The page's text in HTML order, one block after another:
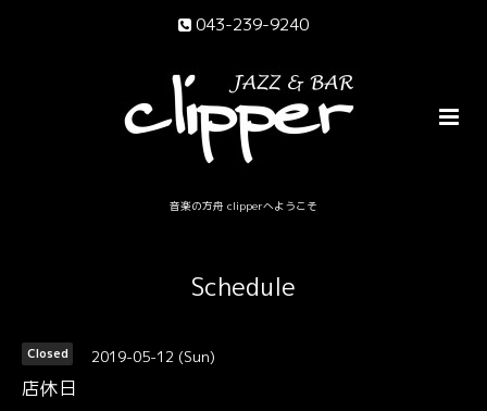
043-239-9240
音楽の方舟 clipperへようこそ
Schedule
Closed 2019-05-12 (Sun)
店休日